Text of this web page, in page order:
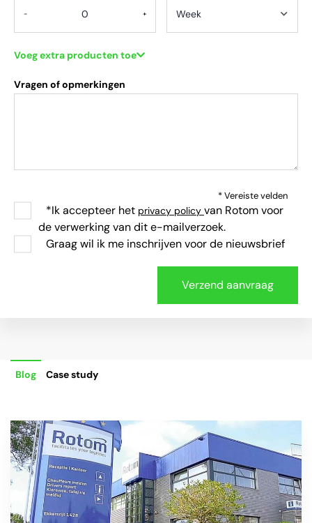
- +
Voeg extra producten toe
Vragen of opmerkingen
* Vereiste velden
*Ik accepteer het privacy policy van Rotom voor
de verwerking van dit e-mailverzoek.
Graag wil ik me inschrijven voor de nieuwsbrief
Blog Case study